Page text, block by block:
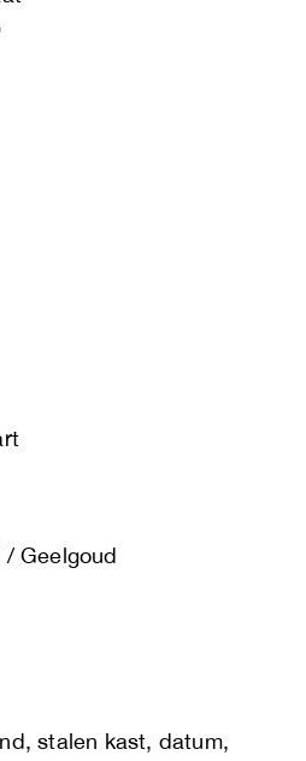
/ Geelgoud
stalen kast, datum,